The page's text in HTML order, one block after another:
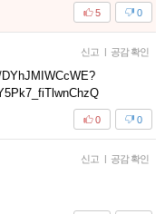
0
5
신고 공감 확인
0
0
신고 공감 확인